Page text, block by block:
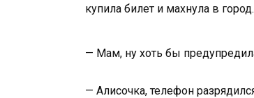
купила билет и махнула в город.
— Мам, ну хоть бы
— Алисочка, телефон